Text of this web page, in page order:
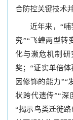
合防控关键技术
近年来，“
究”“飞蝗两型转
化与濒危机制
奖；“证实单倍
因修饰的能力”“
状跨代遗传”“深
“揭示鸟类迁徙